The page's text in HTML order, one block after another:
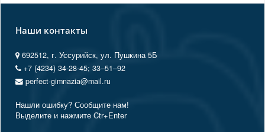
Наши контакты
692512, г. Уссурийск, ул. Пушкина 5Б
+7 (4234) 34-28-45; 33‒51‒92
perfect-gimnazia@mail.ru
Нашли ошибку? Сообщите нам!
Выделите и нажмите Ctr+Enter